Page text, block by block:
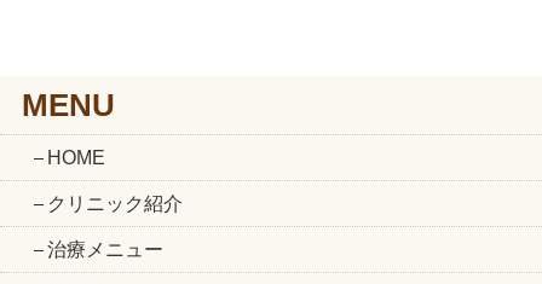
MENU
HOME
クリニック紹介
治療メニュー